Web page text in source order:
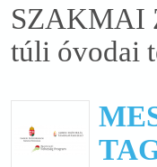
SZAKMAI
túli óvodai